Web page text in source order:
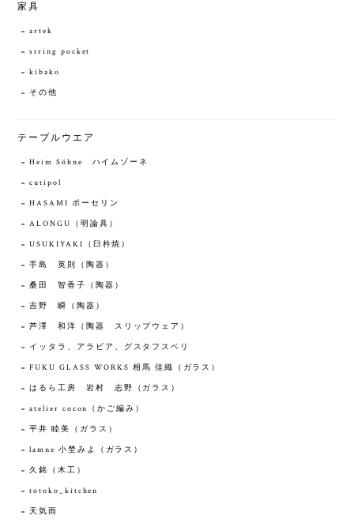
家具
artek
string pocket
kibako
その他
テーブルウエア
Heim Söhne ハイムゾーネ
cutipol
HASAMI ポーセリン
ALONGU（明論具）
USUKIYAKI（臼杵焼）
手島 英則（陶器）
桑田 智香子（陶器）
吉野 瞬（陶器）
芦澤 和洋（陶器 スリップウェア）
イッタラ、アラビア、グスタフスベリ
FUKU GLASS WORKS 相馬 佳織（ガラス）
はるら工房 岩村 志野（ガラス）
atelier cocon（かご編み）
平井 睦美（ガラス）
lamne 小埜みよ（ガラス）
久銘（木工）
totoko_kitchen
天気雨